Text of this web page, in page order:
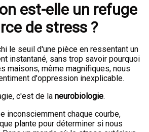
est-elle un refuge
de stress ?
le seuil d'une pièce en ressentant un
instantané, sans trop savoir pourquoi
maisons, même magnifiques, nous
d'oppression inexplicable.
c'est de la neurobiologie.
inconsciemment chaque courbe,
plante pour déterminer si nous